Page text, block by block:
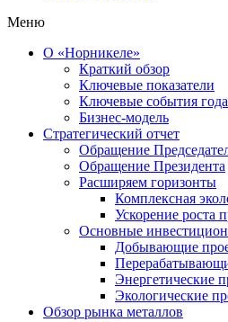
Меню
О «Норникеле»
Краткий обзор
Ключевые показатели
Ключевые события года
Бизнес-модель
Стратегический отчет
Обращение
Обращение Президента
Расширяем горизонты
Комплексная
Ускорение роста
Основные
Добывающие
Энергетические
Экологические
Обзор рынка металлов